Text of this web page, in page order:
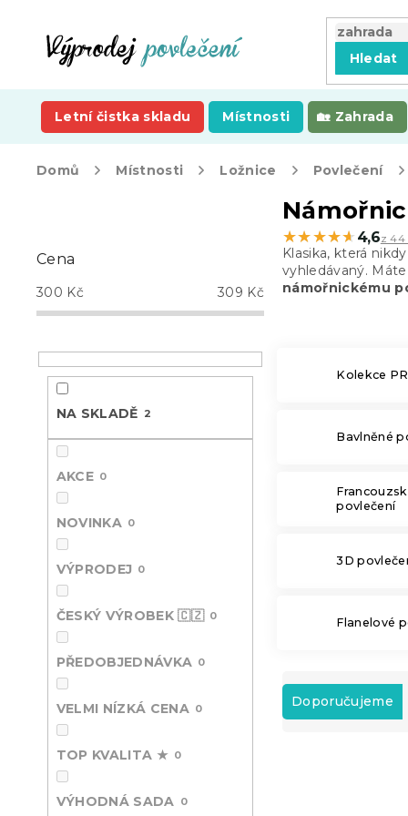
Hledat
Letní čistka skladu Místnosti Zahrada
Domů Místnosti Ložnice Povlečení
t
r
a
n
í
Cena
300 Kč 309 Kč
NA SKLADĚ 2
AKCE 0
NOVINKA 0
VÝPRODEJ 0
ČESKÝ VÝROBEK 🇨🇿 0
PŘEDOBJEDNÁVKA 0
VELMI NÍZKÁ CENA 0
TOP KVALITA ★ 0
VÝHODNÁ SADA 0
★★★★★
★★★★★ 4,6z 44
Klasika, která
vyhledávaný.
námořnickému
Kolekce
Bavlněné
povlečení
3D
Flanelové
Ř
z
Doporučujeme